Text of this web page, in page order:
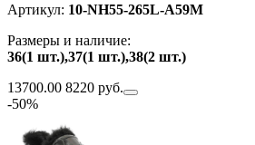
Артикул: 10-NH55-265L-A59M
Размеры и наличие:
36(1 шт.),37(1 шт.),38(2 шт.)
13700.00 8220 руб.
-50%